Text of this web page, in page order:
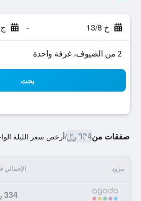
خ 13/8 - ج 14/8
2 من الضيوف، غرفة واحدة
بحث
صفقات من334 ﷼ /أرخص سعر الليلة
مزود الإجمالي
334 ﷼